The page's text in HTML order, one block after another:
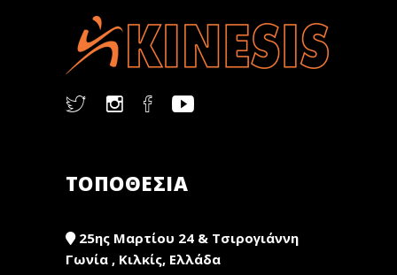
ΤΟΠΟΘΕΣΙΑ
25ης Μαρτίου 24 & Τσιρογιάννη
Γωνία , Κιλκίς, Ελλάδα